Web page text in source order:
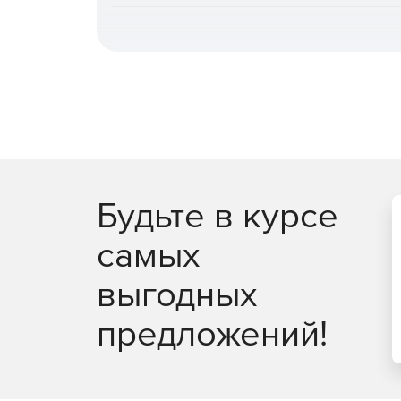
специализированных задач доступны CLI и
Мониторинг, отчетность и интеграция в
генерация отчетов в разных форматах,
данных. Поддержка SMTP‑оповещений,
интеграция с внешними системами
Масштабируемость и отказоустойчивость.
тысяч источников, многопоточность,
Будьте в курсе
самых
выгодных
предложений!